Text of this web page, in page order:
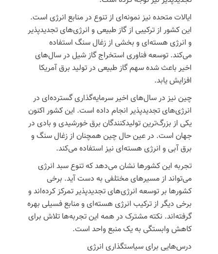
ایالات متحده نیز نمونه‌ای از تنوع در منابع انرژی است.
این کشور از ترکیبی از گاز طبیعی و انرژی‌های تجدیدپذیر
و انرژی هسته‌ای و بخشی از زغال سنگ استفاده
می‌کند. توسعه فناوری استخراج گاز شیل در سال‌های
اخیر باعث شده سهم گاز طبیعی در تولید برق آمریکا
افزایش یابد.
چین نیز در سال‌های اخیر سرمایه‌گذاری گسترده‌ای در
انرژی‌های تجدیدپذیر انجام داده است. این کشور اکنون
یکی از بزرگ‌ترین تولیدکنندگان برق خورشیدی و بادی در
جهان است. در عین حال چین همچنان از زغال سنگ و
برق آبی و انرژی هسته‌ای نیز استفاده می‌کند.
تجربه این کشورها نشان می‌دهد که تنوع سبد انرژی
می‌تواند از مسیرهای مختلفی به دست آید. برخی
کشورها بر توسعه انرژی‌های تجدیدپذیر تمرکز کرده‌اند و
برخی دیگر از ترکیب انرژی هسته‌ای و منابع فسیلی بهره
گرفته‌اند. نکته مشترک در همه این تجربه‌ها تلاش برای
کاهش وابستگی به یک منبع واحد است.
درس‌هایی برای سیاستگذاری انرژی